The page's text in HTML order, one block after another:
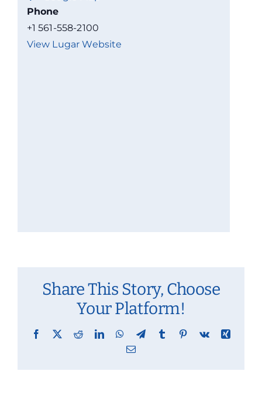
Phone
+1 561-558-2100
View Lugar Website
Share This Story, Choose
Your Platform!
Facebook
X RedditLinkedInWhatsApp
TelegramTumblr Pinterest
Vk
Xing
Email